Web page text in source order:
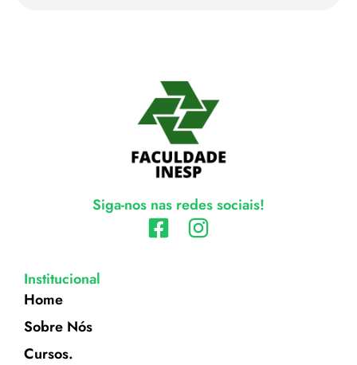
Siga-nos nas redes sociais!
Institucional
Home
Sobre Nós
Cursos.